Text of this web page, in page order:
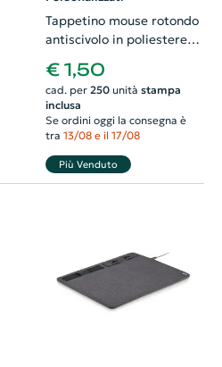
Tappetino mouse rotondo
antiscivolo in poliestere
€ 1,50
cad. per 250unità stampa
inclusa
Se ordini oggi la consegna è
tra 13/08 e il 17/08
Più Venduto